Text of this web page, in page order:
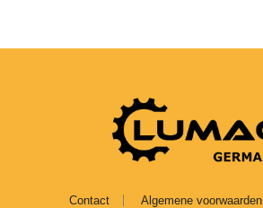
Contact Algemene voorwaarden